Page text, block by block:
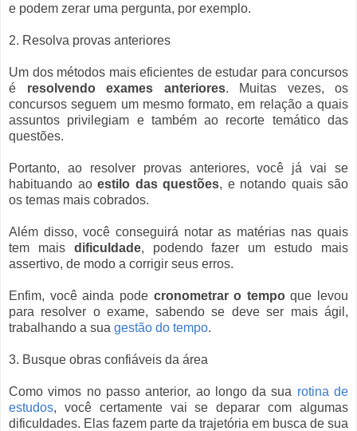
e podem zerar uma pergunta, por exemplo.
2. Resolva provas anteriores
Um dos métodos mais eficientes de estudar para concursos
é resolvendo exames anteriores. Muitas vezes, os
concursos seguem um mesmo formato, em relação a quais
assuntos privilegiam e também ao recorte temático das
questões.
Portanto, ao resolver provas anteriores, você já vai se
habituando ao estilo das questões, e notando quais são
os temas mais cobrados.
Além disso, você conseguirá notar as matérias nas quais
tem mais dificuldade, podendo fazer um estudo mais
assertivo, de modo a corrigir seus erros.
Enfim, você ainda pode cronometrar o tempoque levou
para resolver o exame, sabendo se deve ser mais ágil,
trabalhando a sua gestão do tempo.
3. Busque obras confiáveis da área
Como vimos no passo anterior, ao longo da sua rotina de
estudos, você certamente vai se deparar com algumas
dificuldades. Elas fazem parte da trajetória em busca de sua